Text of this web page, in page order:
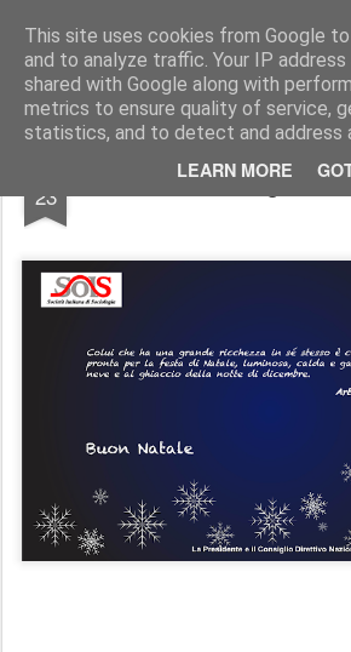
This site uses cookies from Google
and to analyze traffic. Your IP
shared with Google along with
metrics to ensure quality of service,
statistics, and to detect and address
LEARN MORE
SoIS - Società Italiana di
Pages
23 Auguri